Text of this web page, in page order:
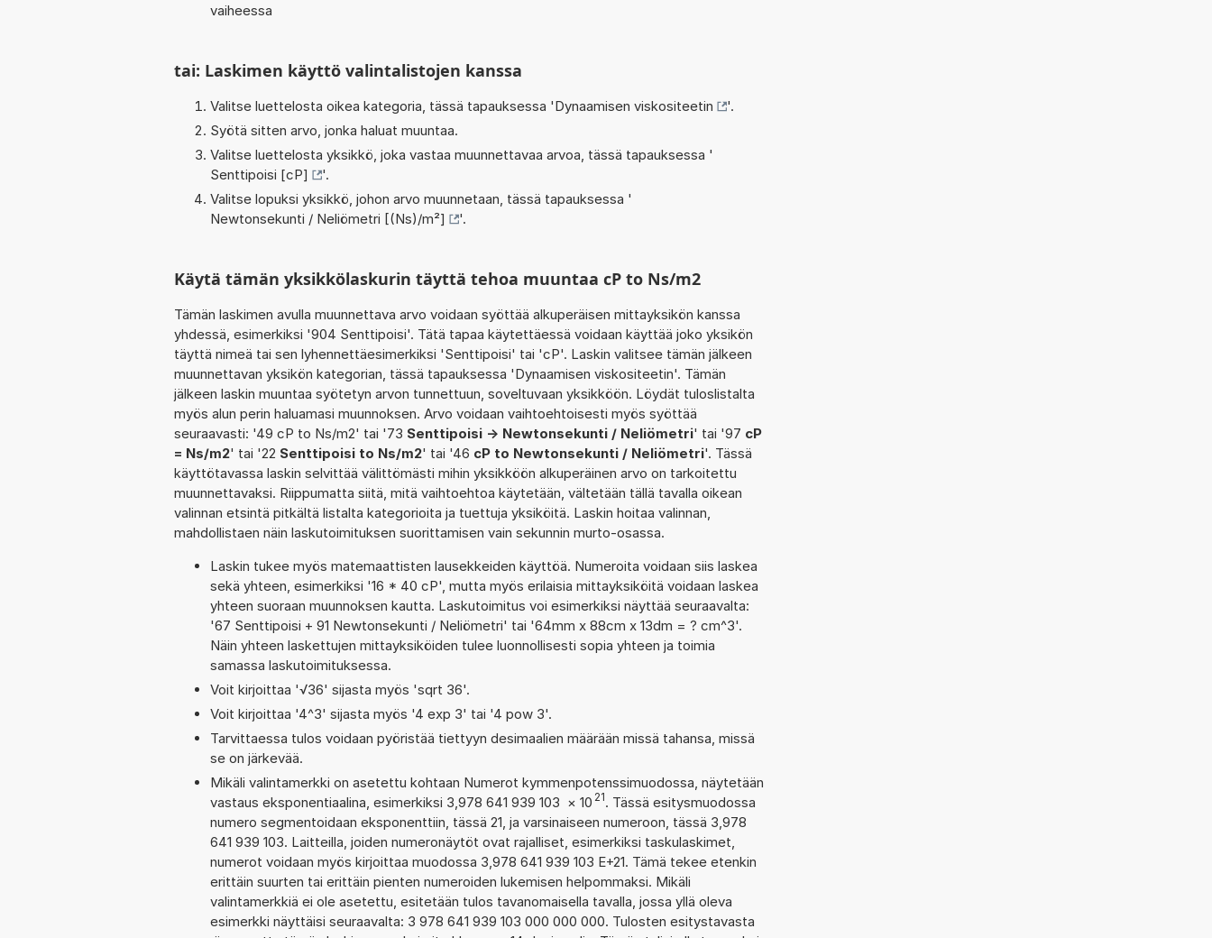
vaiheessa
tai: Laskimen käyttö valintalistojen kanssa
Valitse luettelosta oikea kategoria, tässä tapauksessa 'Dynaamisen viskositeetin
'.
Syötä sitten arvo, jonka haluat muuntaa.
Valitse luettelosta yksikkö, joka vastaa muunnettavaa arvoa, tässä tapauksessa '
Senttipoisi [cP]
'.
Valitse lopuksi yksikkö, johon arvo muunnetaan, tässä tapauksessa '
Newtonsekunti / Neliömetri [(Ns)/m²]
'.
Käytä tämän yksikkölaskurin täyttä tehoa muuntaa cP to Ns/m2
Tämän laskimen avulla muunnettava arvo voidaan syöttää alkuperäisen mittayksikön kanssa
yhdessä, esimerkiksi '904 Senttipoisi'. Tätä tapaa käytettäessä voidaan käyttää joko yksikön
täyttä nimeä tai sen lyhennettäesimerkiksi 'Senttipoisi' tai 'cP'. Laskin valitsee tämän jälkeen
muunnettavan yksikön kategorian, tässä tapauksessa 'Dynaamisen viskositeetin'. Tämän
jälkeen laskin muuntaa syötetyn arvon tunnettuun, soveltuvaan yksikköön. Löydät tuloslistalta
myös alun perin haluamasi muunnoksen. Arvo voidaan vaihtoehtoisesti myös syöttää
seuraavasti: '49 cP to Ns/m2' tai '73 Senttipoisi -> Newtonsekunti / Neliömetri' tai '97 cP
= Ns/m2' tai '22 Senttipoisi to Ns/m2' tai '46 cP to Newtonsekunti / Neliömetri'. Tässä
käyttötavassa laskin selvittää välittömästi mihin yksikköön alkuperäinen arvo on tarkoitettu
muunnettavaksi. Riippumatta siitä, mitä vaihtoehtoa käytetään, vältetään tällä tavalla oikean
valinnan etsintä pitkältä listalta kategorioita ja tuettuja yksiköitä. Laskin hoitaa valinnan,
mahdollistaen näin laskutoimituksen suorittamisen vain sekunnin murto-osassa.
Laskin tukee myös matemaattisten lausekkeiden käyttöä. Numeroita voidaan siis laskea
sekä yhteen, esimerkiksi '16 * 40 cP', mutta myös erilaisia mittayksiköitä voidaan laskea
yhteen suoraan muunnoksen kautta. Laskutoimitus voi esimerkiksi näyttää seuraavalta:
'67 Senttipoisi + 91 Newtonsekunti / Neliömetri' tai '64mm x 88cm x 13dm = ? cm^3'.
Näin yhteen laskettujen mittayksiköiden tulee luonnollisesti sopia yhteen ja toimia
samassa laskutoimituksessa.
Voit kirjoittaa '√36' sijasta myös 'sqrt 36'.
Voit kirjoittaa '4^3' sijasta myös '4 exp 3' tai '4 pow 3'.
Tarvittaessa tulos voidaan pyöristää tiettyyn desimaalien määrään missä tahansa, missä
se on järkevää.
Mikäli valintamerkki on asetettu kohtaan Numerot kymmenpotenssimuodossa, näytetään
vastaus eksponentiaalina, esimerkiksi 3,978 641 939 103 × 10 21. Tässä esitysmuodossa
numero segmentoidaan eksponenttiin, tässä 21, ja varsinaiseen numeroon, tässä 3,978
641 939 103. Laitteilla, joiden numeronäytöt ovat rajalliset, esimerkiksi taskulaskimet,
numerot voidaan myös kirjoittaa muodossa 3,978 641 939 103 E+21. Tämä tekee etenkin
erittäin suurten tai erittäin pienten numeroiden lukemisen helpommaksi. Mikäli
valintamerkkiä ei ole asetettu, esitetään tulos tavanomaisella tavalla, jossa yllä oleva
esimerkki näyttäisi seuraavalta: 3 978 641 939 103 000 000 000. Tulosten esitystavasta